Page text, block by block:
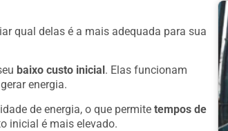
qual delas é a mais adequada para sua
baixo custo inicial . Elas funcionam
energia.
de energia, o que permite tempos de
inicial é mais elevado.